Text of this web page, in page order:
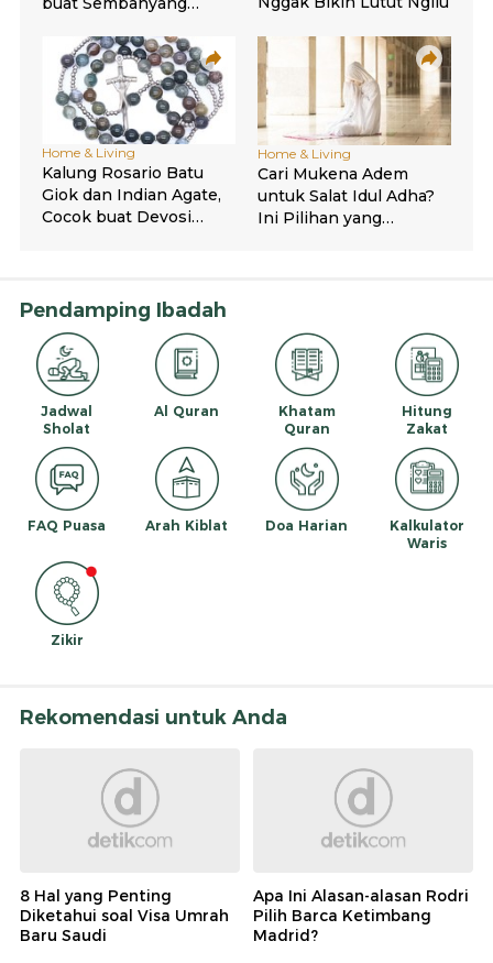
Pendamping Ibadah
Jadwal
Sholat
Al Quran
Khatam
Quran
Hitung
Zakat
FAQ Puasa Arah Kiblat Doa Harian
Kalkulator
Waris
Zikir
Rekomendasi untuk Anda
8 Hal yang Penting
Diketahui soal Visa Umrah
Baru Saudi
Apa Ini Alasan-alasan Rodri
Pilih Barca Ketimbang
Madrid?